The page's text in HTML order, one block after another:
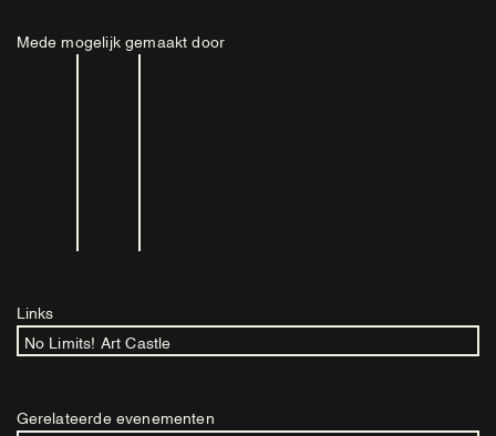
Mede mogelijk gemaakt door
Links
No Limits! Art Castle
Gerelateerde evenementen